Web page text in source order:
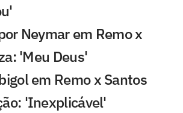
Neymar em Remo x
'Meu Deus'
em Remo x Santos
'Inexplicável'